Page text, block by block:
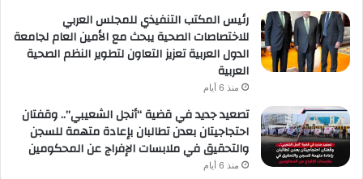
رئيس المكتب التنفيذي للمجلس العربي
للاختصاصات الصحية يبحث مع الأمين العام لجامعة
الدول العربية تعزيز التعاون لتطوير النظم الصحية
العربية
منذ 6 أيام
تصعيد جديد في قضية “أنجل الشعيبي”.. وقفتان
احتجاجيتان بعدن تطالبان بإعادة متهمة للسجن
والتحقيق في ملابسات الإفراج عن المحكومين
منذ 6 أيام